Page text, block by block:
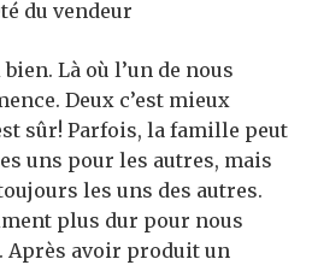
du vendeur
Là où l’un de nous
Deux c’est mieux
sûr! Parfois, la famille peut
uns pour les autres, mais
les uns des autres.
plus dur pour nous
Après avoir produit un